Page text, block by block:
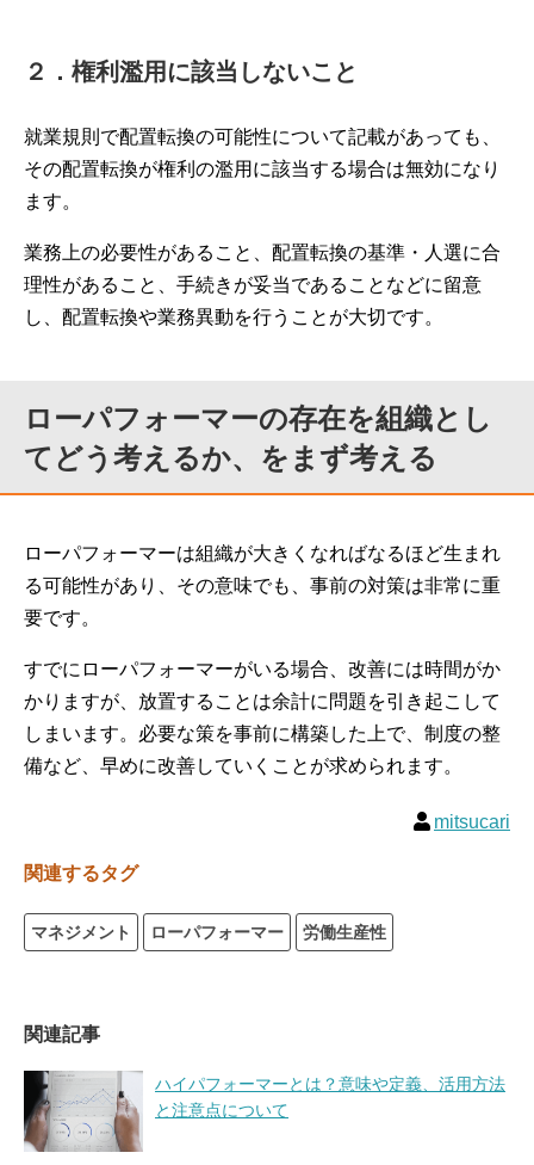
２．権利濫用に該当しないこと
就業規則で配置転換の可能性について記載があっても、
その配置転換が権利の濫用に該当する場合は無効になり
ます。
業務上の必要性があること、配置転換の基準・人選に合
理性があること、手続きが妥当であることなどに留意
し、配置転換や業務異動を行うことが大切です。
ローパフォーマーの存在を組織とし
てどう考えるか、をまず考える
ローパフォーマーは組織が大きくなればなるほど生まれ
る可能性があり、その意味でも、事前の対策は非常に重
要です。
すでにローパフォーマーがいる場合、改善には時間がか
かりますが、放置することは余計に問題を引き起こして
しまいます。必要な策を事前に構築した上で、制度の整
備など、早めに改善していくことが求められます。
mitsucari
関連するタグ
マネジメント ローパフォーマー 労働生産性
関連記事
ハイパフォーマーとは？意味や定義、活用方法
と注意点について